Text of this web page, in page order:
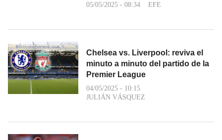
05/05/2025 - 08:34 EFE
Chelsea vs. Liverpool: reviva el
minuto a minuto del partido de la
Premier League
04/05/2025 - 10:15
JULIÁN VÁSQUEZ